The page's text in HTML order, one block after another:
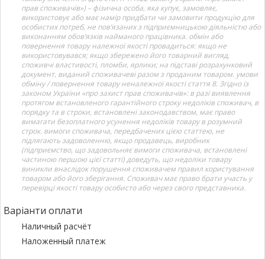
прав споживачів») – фізична особа, яка купує, замовляє,
використовує або має намір придбати чи замовити продукцію для
особистих потреб, не пов’язаних з підприємницькою діяльністю або
виконанням обов’язків найманого працівника. обмін або
повернення товару належної якості провадиться: якщо не
використовувався; якщо збережено його товарний вигляд,
споживчі властивості, пломби, ярлики; на підставі розрахунковий
документ, виданий споживачеві разом з проданим товаром. умови
обміну / повернення товару неналежної якості стаття 8. Згідно із
законом України «про захист прав споживачів»: в разі виявлення
протягом встановленого гарантійного строку недоліків споживач, в
порядку та в строки, встановлені законодавством, має право
вимагати безоплатного усунення недоліків товару в розумний
строк. вимоги споживача, передбачених цією статтею, не
підлягають задоволенню, якщо продавець, виробник
(підприємство, що задовольняє вимоги споживача, встановлені
частиною першою цієї статті) доведуть, що недоліки товару
виникли внаслідок порушення споживачем правил користування
товаром або його зберігання. Споживач має право брати участь у
перевірці якості товару особисто або через свого представника.
Варіанти оплати
Наличный расчёт
Наложенный платеж